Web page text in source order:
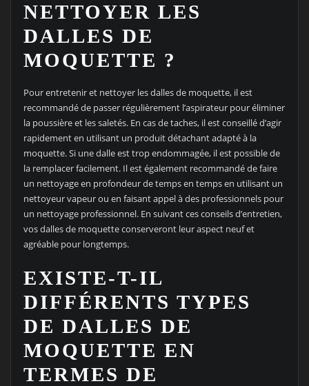
NETTOYER LES
DALLES DE
MOQUETTE ?
Pour entretenir et nettoyer les dalles de moquette, il est
recommandé de passer régulièrement l’aspirateur pour éliminer
la poussière et les saletés. En cas de taches, il est conseillé d’agir
rapidement en utilisant un produit détachant adapté à la
moquette. Si une dalle est trop endommagée, il est possible de
la remplacer facilement. Il est également recommandé de faire
un nettoyage en profondeur de temps en temps en utilisant un
nettoyeur vapeur ou en faisant appel à des professionnels pour
un nettoyage professionnel. En suivant ces conseils d’entretien,
vos dalles de moquette conserveront leur aspect neuf et
agréable pour longtemps.
EXISTE-T-IL
DIFFÉRENTS TYPES
DE DALLES DE
MOQUETTE EN
TERMES DE